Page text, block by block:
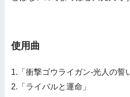
使用曲
1.「衝撃ゴウライガン-光人の誓
2.「ライバルと運命」